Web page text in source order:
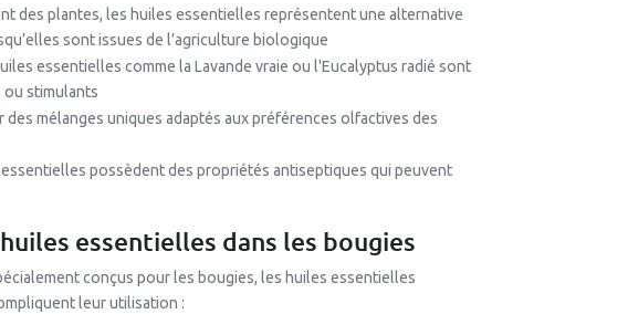
des plantes, les huiles essentielles représentent une alternative
sont issues de l’agriculture biologique
essentielles comme la Lavande vraie ou l'Eucalyptus radié sont
stimulants
des mélanges uniques adaptés aux préférences olfactives des
essentielles possèdent des propriétés antiseptiques qui peuvent
essentielles dans les bougies
conçus pour les bougies, les huiles essentielles
leur utilisation :